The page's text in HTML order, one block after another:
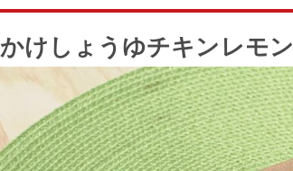
かけしょうゆチキンレモン